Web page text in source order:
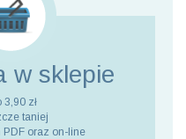
w sklepie
zł
taniej
PDF oraz on-line